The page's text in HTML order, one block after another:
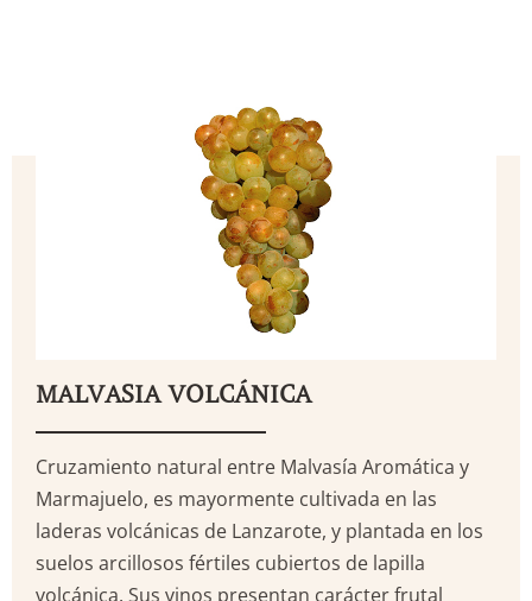
MALVASIA VOLCÁNICA
Cruzamiento natural entre Malvasía Aromática y
Marmajuelo, es mayormente cultivada en las
laderas volcánicas de Lanzarote, y plantada en los
suelos arcillosos fértiles cubiertos de lapilla
volcánica. Sus vinos presentan carácter frutal